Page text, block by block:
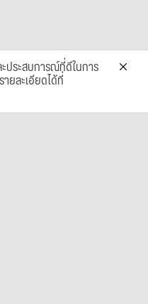
ประสบการณ์ที่ดีในการ
ยละเอียดได้ที่